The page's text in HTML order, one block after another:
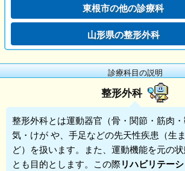
東根市の他の診療科
山形県の整形外科
診療科目の説明
整形外科
整形外科とは運動器官（骨・関節・筋肉
気・けが や、手足などの先天性疾患（生
ど）を扱います。また、運動機能を元の
とも目的とします。この際リハビリテー